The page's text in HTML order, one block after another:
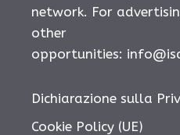
network. For
other
opportunities:
Dichiarazione sulla
Cookie Policy (UE)